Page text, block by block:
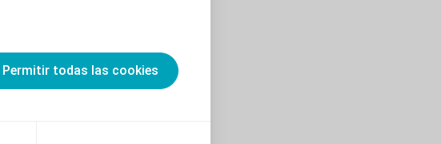
Permitir todas las cookies